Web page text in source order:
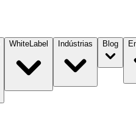
WhiteLabel Indústrias Blog